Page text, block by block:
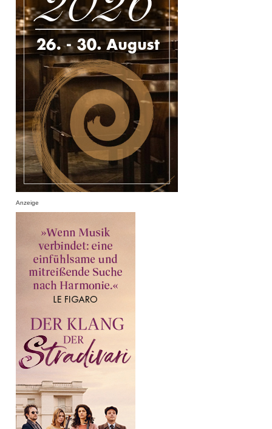
Anzeige